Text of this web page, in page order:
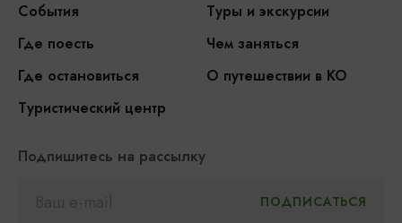
События
Туры и экскурсии
Где поесть
Чем заняться
Где остановиться
О путешествии в КО
Туристический центр
Подпишитесь на рассылку